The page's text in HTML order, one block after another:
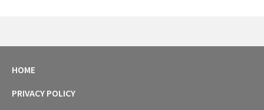
HOME
PRIVACY POLICY